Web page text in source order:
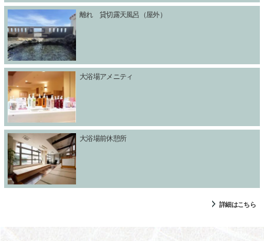
離れ 貸切露天風呂（屋外）
大浴場アメニティ
大浴場前休憩所
詳細はこちら